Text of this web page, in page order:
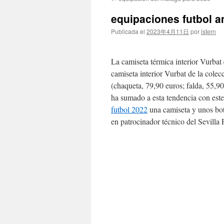
contenido
equipaciones futbol
Publicada el 2023年4月11日 poristern
La camiseta térmica interior
camiseta interior Vurbat de la
(chaqueta, 79,90 euros; falda,
ha sumado a esta tendencia con
futbol 2022una camiseta y unos
en patrocinador técnico del Sevilla